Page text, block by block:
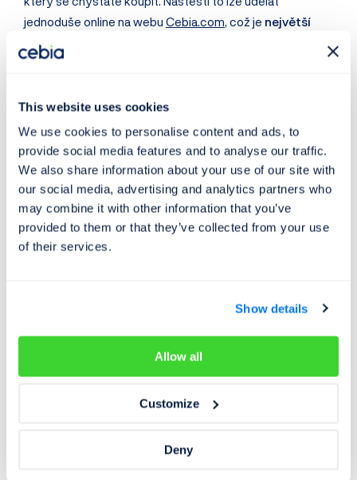
This website uses cookies
We use cookies to personalise content and ads, to
provide social media features and to analyse our traffic.
We also share information about your use of our site with
our social media, advertising and analytics partners who
may combine it with other information that you’ve
provided to them or that they’ve collected from your use
of their services.
Show details
Allow all
Customize
Deny
jednoduše online na webu Cebia.com, což je největší
databáze záznamů ojetých vozidel v Evropě
NaCebia.com
Kontrola tachometru(historie najetých kilometrů)
Kontrola poškození
Kontrola odcizení
Kontrola taxi
Fotografie a záznamy inzerce
Servisní historie
Záznamy ze státních databází
na prověření vozidla?
Stačí sepřihlásit k odběru novineka my vám slevu
obratem pošleme na váš e-mail ->